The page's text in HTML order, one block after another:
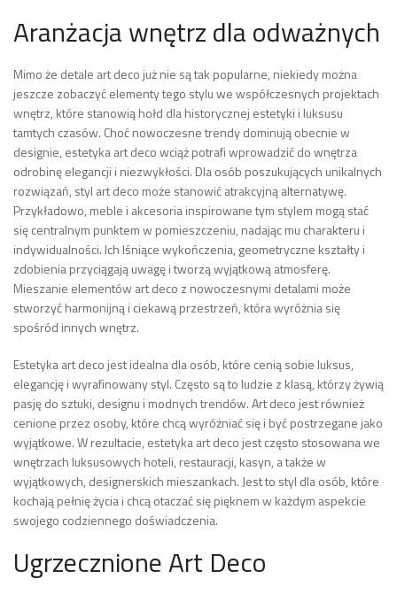
Aranżacja wnętrz dla odważnych
Mimo że detale art deco już nie są tak popularne, niekiedy można
jeszcze zobaczyć elementy tego stylu we współczesnych projektach
wnętrz, które stanowią hołd dla historycznej estetyki i luksusu
tamtych czasów. Choć nowoczesne trendy dominują obecnie w
designie, estetyka art deco wciąż potrafi wprowadzić do wnętrza
odrobinę elegancji i niezwykłości. Dla osób poszukujących unikalnych
rozwiązań, styl art deco może stanowić atrakcyjną alternatywę.
Przykładowo, meble i akcesoria inspirowane tym stylem mogą stać
się centralnym punktem w pomieszczeniu, nadając mu charakteru i
indywidualności. Ich lśniące wykończenia, geometryczne kształty i
zdobienia przyciągają uwagę i tworzą wyjątkową atmosferę.
Mieszanie elementów art deco z nowoczesnymi detalami może
stworzyć harmonijną i ciekawą przestrzeń, która wyróżnia się
spośród innych wnętrz.
Estetyka art deco jest idealna dla osób, które cenią sobie luksus,
elegancję i wyrafinowany styl. Często są to ludzie z klasą, którzy żywią
pasję do sztuki, designu i modnych trendów. Art deco jest również
cenione przez osoby, które chcą wyróżniać się i być postrzegane jako
wyjątkowe. W rezultacie, estetyka art deco jest często stosowana we
wnętrzach luksusowych hoteli, restauracji, kasyn, a także w
wyjątkowych, designerskich mieszankach. Jest to styl dla osób, które
kochają pełnię życia i chcą otaczać się pięknem w każdym aspekcie
swojego codziennego doświadczenia.
Ugrzecznione Art Deco